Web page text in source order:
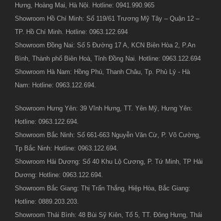
Hưng, Hoàng Mai, Hà Nội. Hotline: 0941.990.965
Showroom Hồ Chí Minh: Số 119/61 Trương Mỹ Tây – Quận 12 –
TP. Hồ Chí Minh. Hotline: 0963.122.694
Showroom Đồng Nai: Số 5 Đường 17 A, KCN Biên Hòa 2, P.An
Bình, Thành phố Biên Hoà, Tỉnh Đồng Nai. Hotline: 0963.122.694
Showroom Hà Nam: Hồng Phú, Thanh Châu, Tp. Phủ Lý - Hà
Nam: Hotline: 0963.122.694.
Showroom Hưng Yên: 39 Vĩnh Hưng, TT. Yên Mỹ, Hưng Yên:
Hotline: 0963.122.694.
Showroom Bắc Ninh: Số 661-663 Nguyễn Văn Cừ, P. Võ Cường,
Tp Bắc Ninh: Hotline: 0963.122.694.
Showroom Hải Dương: Số 40 Khu Lộ Cương, P. Tứ Minh, TP Hải
Dương: Hotline: 0963.122.694.
Showroom Bắc Giang: Thị Trấn Thắng, Hiệp Hòa, Bắc Giang:
Hotline: 0889.203.203.
Showroom Thái Bình: 48 Bùi Sỹ Kiên, Tổ 5, TT. Đông Hưng, Thái